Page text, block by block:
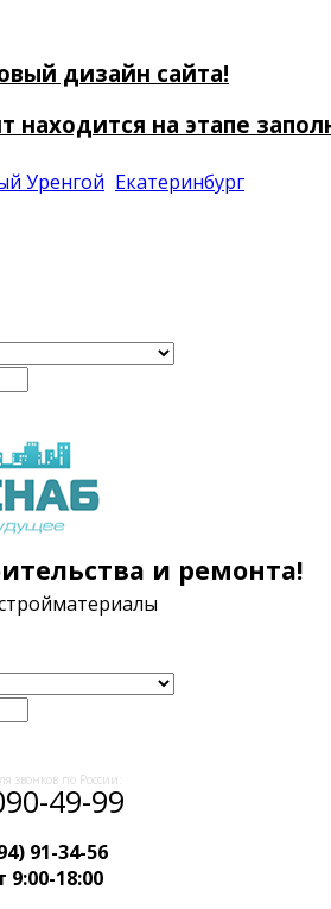
дизайн сайта!
на этапе
Уренгой Екатеринбург
и ремонта!
звонков по России:
49-99
91-34-56
9:00-18:00